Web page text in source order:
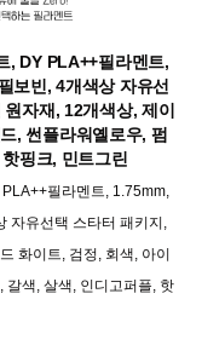
, DY PLA++필라멘트,
보빈, 4개색상 자유선
자재, 12개색상, 제이
, 썬플라워옐로우, 펌
핑크, 민트그린
필라멘트, 1.75mm,
자유선택 스타터 패키지,
화이트, 검정, 회색, 아이
갈색, 살색, 인디고퍼플, 핫